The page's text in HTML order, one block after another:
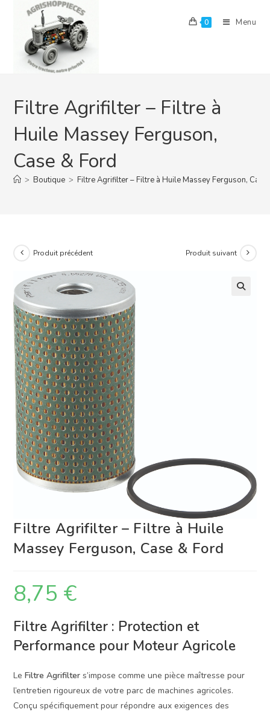
content
0 Menu
Filtre Agrifilter – Filtre à
Huile Massey Ferguson,
Case & Ford
> Boutique > Filtre Agrifilter – Filtre à Huile Massey Ferguson, Case
Produit précédent Produit suivant
Filtre Agrifilter – Filtre à Huile
Massey Ferguson, Case & Ford
8,75 €
Filtre Agrifilter : Protection et
Performance pour Moteur Agricole
LeFiltre Agrifilter s’impose comme une pièce maîtresse pour
l’entretien rigoureux de votre parc de machines agricoles.
Conçu spécifiquement pour répondre aux exigences des